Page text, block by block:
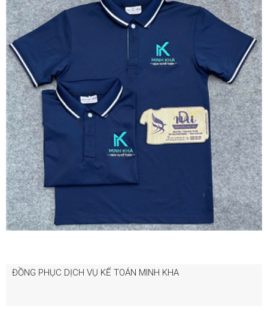
ĐỒNG PHỤC DỊCH VỤ KẾ TOÁN MINH KHA